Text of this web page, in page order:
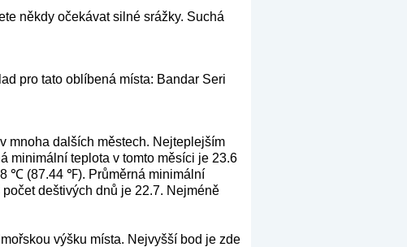
někdy očekávat silné srážky. Suchá
pro tato oblíbená místa: Bandar Seri
mnoha dalších městech. Nejteplejším
minimální teplota v tomto měsíci je 23.6
℃ (87.44 ℉). Průměrná minimální
deštivých dnů je 22.7. Nejméně
výšku místa. Nejvyšší bod je zde